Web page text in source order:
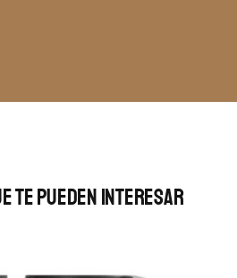
Te Pueden Interesar